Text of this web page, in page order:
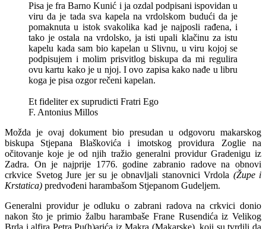
Pisa je fra Barno Kunić i ja ozdal podpisani ispovidan u
viru da je tada sva kapela na vrdolskom budući da je
pomaknuta u istok svakolika kad je najposli rađena, i
tako je ostala na vrdolsko, ja isti upali klačinu za istu
kapelu kada sam bio kapelan u Slivnu, u viru kojoj se
podpisujem i molim prisvitlog biskupa da mi regulira
ovu kartu kako je u njoj. I ovo zapisa kako nađe u libru
koga je pisa ozgor rečeni kapelan.
Et fideliter ex suprudicti Fratri Ego
F. Antonius Millos
Možda je ovaj dokument bio presudan u odgovoru makarskog
biskupa Stjepana Blaškovića i imotskog providura Zoglie na
očitovanje koje je od njih tražio generalni providur Gradenigu iz
Zadra. On je najprije 1776. godine zabranio radove na obnovi
crkvice Svetog Jure jer su je obnavljali stanovnici Vrdola (Župe i
Krstatica) predvođeni harambašom Stjepanom Gudeljem.
Generalni providur je odluku o zabrani radova na crkvici donio
nakon što je primio žalbu harambaše Frane Rusendića iz Velikog
Brda i alfira Petra Pu(h)arića iz Makra (Makarske), koji su tvrdili da